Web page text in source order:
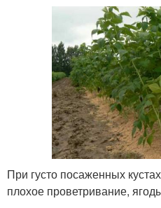
При густо посаженных
плохое проветривание,